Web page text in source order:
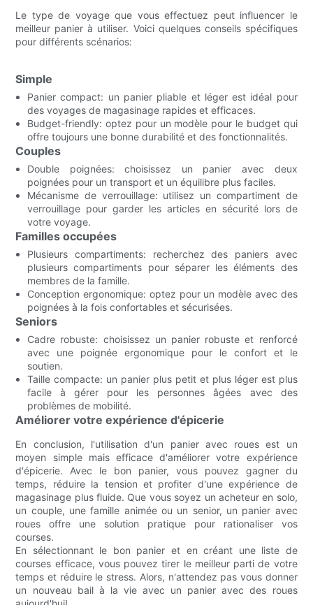
Le type de voyage que vous effectuez peut influencer le
meilleur panier à utiliser. Voici quelques conseils spécifiques
pour différents scénarios:
Simple
Panier compact: un panier pliable et léger est idéal pour
des voyages de magasinage rapides et efficaces.
Budget-friendly: optez pour un modèle pour le budget qui
offre toujours une bonne durabilité et des fonctionnalités.
Couples
Double poignées: choisissez un panier avec deux
poignées pour un transport et un équilibre plus faciles.
Mécanisme de verrouillage: utilisez un compartiment de
verrouillage pour garder les articles en sécurité lors de
votre voyage.
Familles occupées
Plusieurs compartiments: recherchez des paniers avec
plusieurs compartiments pour séparer les éléments des
membres de la famille.
Conception ergonomique: optez pour un modèle avec des
poignées à la fois confortables et sécurisées.
Seniors
Cadre robuste: choisissez un panier robuste et renforcé
avec une poignée ergonomique pour le confort et le
soutien.
Taille compacte: un panier plus petit et plus léger est plus
facile à gérer pour les personnes âgées avec des
problèmes de mobilité.
Améliorer votre expérience d'épicerie
En conclusion, l'utilisation d'un panier avec roues est un
moyen simple mais efficace d'améliorer votre expérience
d'épicerie. Avec le bon panier, vous pouvez gagner du
temps, réduire la tension et profiter d'une expérience de
magasinage plus fluide. Que vous soyez un acheteur en solo,
un couple, une famille animée ou un senior, un panier avec
roues offre une solution pratique pour rationaliser vos
courses.
En sélectionnant le bon panier et en créant une liste de
courses efficace, vous pouvez tirer le meilleur parti de votre
temps et réduire le stress. Alors, n'attendez pas vous donner
un nouveau bail à la vie avec un panier avec des roues